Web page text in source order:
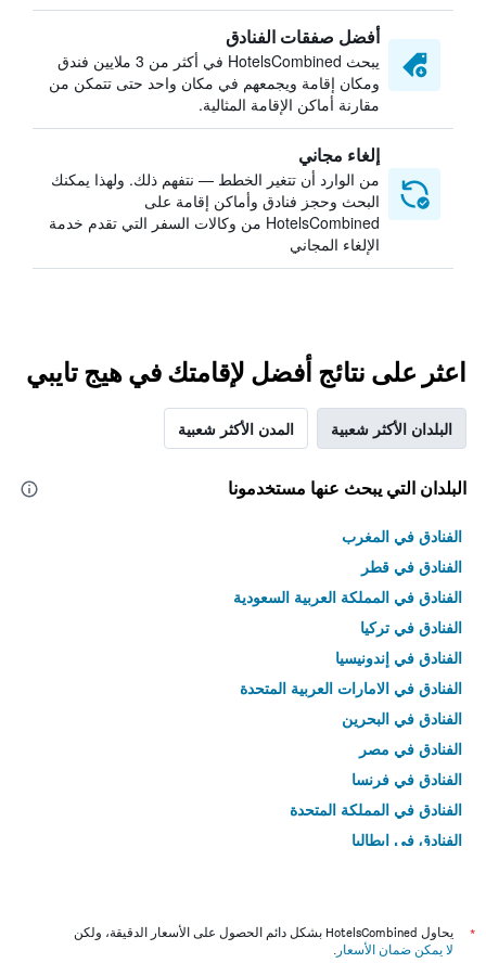
أفضل صفقات الفنادق
يبحث HotelsCombined في أكثر من 3 ملايين فندق
ومكان إقامة ويجمعهم في مكان واحد حتى تتمكن من
مقارنة أماكن الإقامة المثالية.
إلغاء مجاني
من الوارد أن تتغير الخطط — نتفهم ذلك. ولهذا يمكنك
البحث وحجز فنادق وأماكن إقامة على
HotelsCombined من وكالات السفر التي تقدم خدمة
الإلغاء المجاني
اعثر على نتائج أفضل لإقامتك في هيج تايبي
البلدان الأكثر شعبية المدن الأكثر شعبية
البلدان التي يبحث عنها مستخدمونا
الفنادق في المغرب
الفنادق في قطر
الفنادق في المملكة العربية السعودية
الفنادق في تركيا
الفنادق في إندونيسيا
الفنادق في الامارات العربية المتحدة
الفنادق في البحرين
الفنادق في مصر
الفنادق في فرنسا
الفنادق في المملكة المتحدة
الفنادق في إيطاليا
*
يحاول HotelsCombined بشكل دائم الحصول على الأسعار الدقيقة، ولكن
لا يمكن ضمان الأسعار .